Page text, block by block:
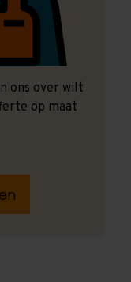
ons over wilt
op maat